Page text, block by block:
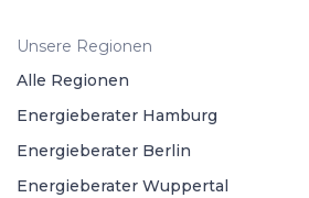
Unsere Regionen
Alle Regionen
Energieberater Hamburg
Energieberater Berlin
Energieberater Wuppertal